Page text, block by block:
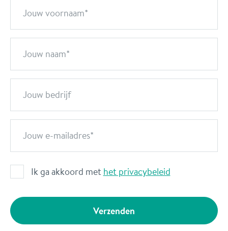
Jouw voornaam
Jouw naam
Jouw bedrijf
Jouw e-mailadres
Ik ga akkoord methet privacybeleid
Verzenden